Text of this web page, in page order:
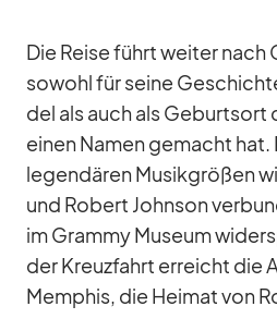
Die Reise führt wei­ter nach
so­wohl für seine
del als auch als Ge­burts­ort
ei­nen Na­men ge­macht
le­gen­dä­ren Mu­sik­grö­ßen
und Ro­bert John­son
im Grammy Mu­seum
der Kreuz­fahrt er­reicht die
Mem­phis, die Hei­mat von